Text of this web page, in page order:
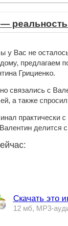
у Вас не
предлагаем
Грициенко.
связались с
а также
практически
делится
Скачать это
12 мб, MP3-